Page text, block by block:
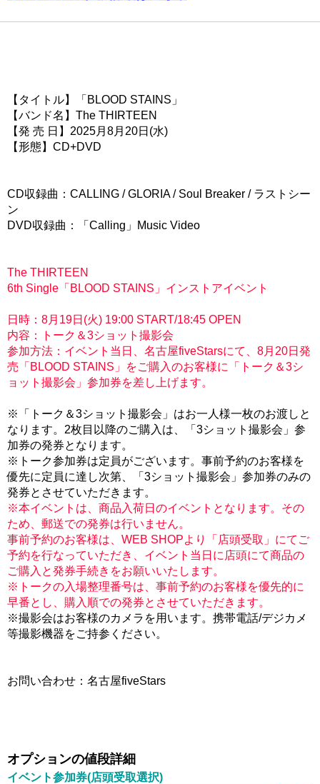
【タイトル】「BLOOD STAINS」
【バンド名】The THIRTEEN
【発 売 日】2025月8月20日(水)
【形態】CD+DVD
CD収録曲：CALLING / GLORIA / Soul Breaker / ラストシー
ン
DVD収録曲：「Calling」Music Video
The THIRTEEN
6th Single「BLOOD STAINS」インストアイベント
日時：8月19日(火) 19:00 START/18:45 OPEN
内容：トーク＆3ショット撮影会
参加方法：イベント当日、名古屋fiveStarsにて、8月20日発
売「BLOOD STAINS」をご購入のお客様に「トーク＆3シ
ョット撮影会」参加券を差し上げます。
※「トーク＆3ショット撮影会」はお一人様一枚のお渡しと
なります。2枚目以降のご購入は、「3ショット撮影会」参
加券の発券となります。
※トーク参加券は定員がございます。事前予約のお客様を
優先に定員に達し次第、「3ショット撮影会」参加券のみの
発券とさせていただきます。
※本イベントは、商品入荷日のイベントとなります。その
ため、郵送での発券は行いません。
事前予約のお客様は、WEB SHOPより「店頭受取」にてご
予約を行なっていただき、イベント当日に店頭にて商品の
ご購入と発券手続きをお願いいたします。
※トークの入場整理番号は、事前予約のお客様を優先的に
早番とし、購入順での発券とさせていただきます。
※撮影会はお客様のカメラを用います。携帯電話/デジカメ
等撮影機器をご持参ください。
お問い合わせ：名古屋fiveStars
オプションの値段詳細
イベント参加券(店頭受取選択)